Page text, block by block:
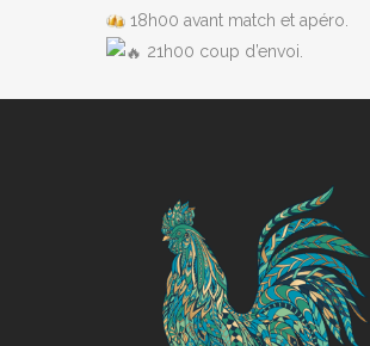
18h00 avant match et apéro.
21h00 coup d’envoi.